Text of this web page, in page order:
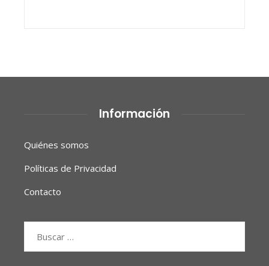
Información
Quiénes somos
Políticas de Privacidad
Contacto